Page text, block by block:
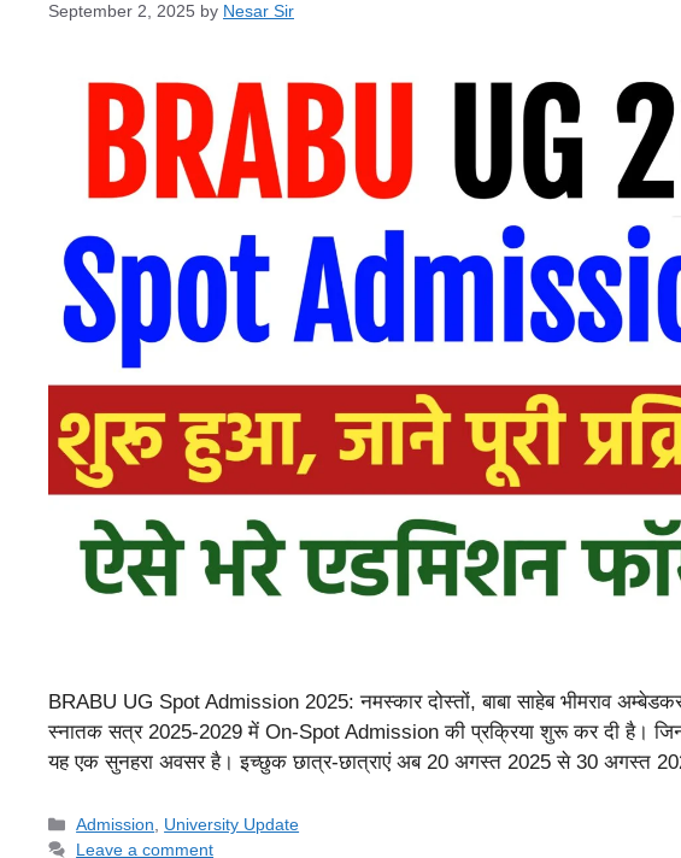
September 2, 2025 by Nesar Sir
BRABU UG Spot Admission 2025: नमस्कार दोस्तों, बाबा साहेब भीमराव
स्नातक सत्र 2025-2029 में On-Spot Admission की प्रक्रिया शुरू कर दी है।
यह एक सुनहरा अवसर है। इच्छुक छात्र-छात्राएं अब 20 अगस्त 2025 से 30 अगस्त
Categories
Admission
University Update
Leave a comment